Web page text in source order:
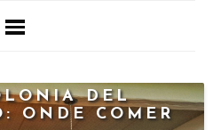
DEL
ONDE COMER